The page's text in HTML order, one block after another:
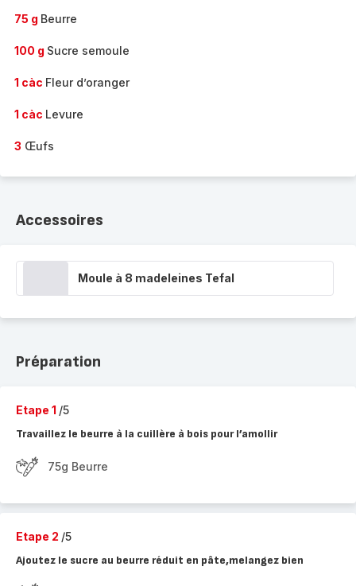
75 g Beurre
100 g Sucre semoule
1 càc Fleur d’oranger
1 càc Levure
3 Œufs
Accessoires
Moule à 8 madeleines Tefal
Préparation
Etape 1 /5
Travaillez le beurre à la cuillère à bois pour l’amollir
75g Beurre
Etape 2 /5
Ajoutez le sucre au beurre réduit en pâte,melangez bien